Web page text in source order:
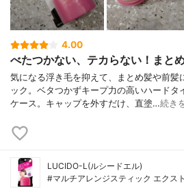
4.00
べたつかない、テカらない！まと
気になる浮き毛を抑えて、まとめ髪や前髪
ック。ベタつかずキープ力の高いハード
ケース。キャップを外すだけ、直塗…続き
LUCIDO-L(ルシードエル)
#マルチアレンジスティック エクス